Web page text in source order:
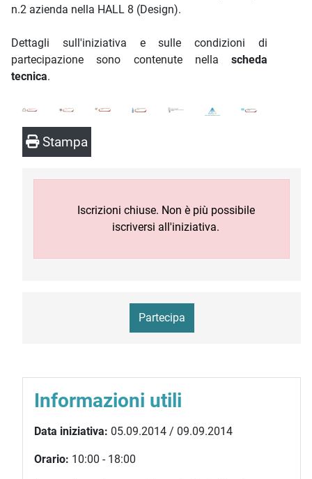
n.2 azienda nella HALL 8 (Design).
Dettagli sull'iniziativa e sulle condizioni di
partecipazione sono contenute nella scheda
tecnica.
Stampa
Iscrizioni chiuse. Non è più possibile
iscriversi all'iniziativa.
Partecipa
Informazioni utili
Data iniziativa: 05.09.2014 / 09.09.2014
Orario: 10:00 - 18:00